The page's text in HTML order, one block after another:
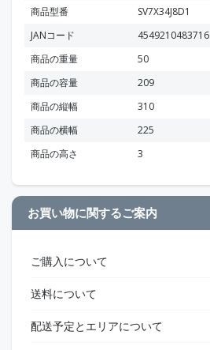
商品型番
SV7X34J8D1
JANコード
4549210483716
商品の重量
50
商品の容量
209
商品の縦幅
310
商品の横幅
225
商品の高さ
3
お買い物に関するご案内
ご購入について
送料について
配送予定とエリアについて